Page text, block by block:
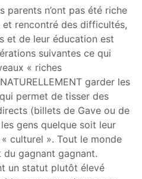
parents n’ont pas été riche
et rencontré des difficultés,
et de leur éducation est
suivantes ce qui
« riches
garder les
permet de tisser des
(billets de Gave ou de
gens quelque soit leur
culturel ». Tout le monde
du gagnant gagnant.
un statut plutôt élevé